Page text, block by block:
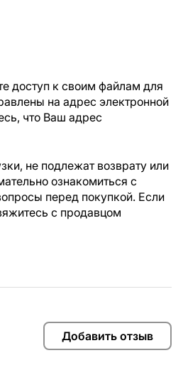
доступ к своим файлам для
на адрес электронной
что Ваш адрес
не подлежат возврату или
ознакомиться с
перед покупкой. Если
с продавцом
Добавить отзыв